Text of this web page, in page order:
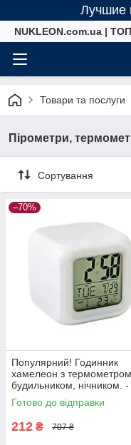
Лучшие
NUKLEON.com.ua |
Товари та послуги
Пірометри,
Сортування
–70%
Популярний! Годинник
хамелеон з термометром,
будильником, нічником. -
Краща якість тільки на
Nukleon.com.ua
Готово до відправки
212 ₴ 707 ₴